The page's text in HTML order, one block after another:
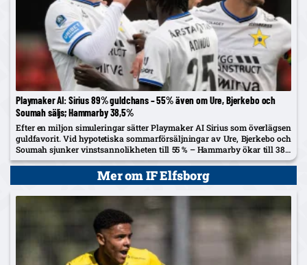
Playmaker AI: Sirius 89% guldchans – 55% även om Ure, Bjerkebo och
Soumah säljs; Hammarby 38,5%
Efter en miljon simuleringar sätter Playmaker AI Sirius som överlägsen
guldfavorit. Vid hypotetiska sommarförsäljningar av Ure, Bjerkebo och
Soumah sjunker vinstsannolikheten till 55 % – Hammarby ökar till 38,5
%.
Mer om IF Elfsborg